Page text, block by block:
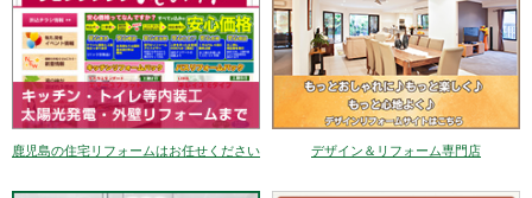
鹿児島の住宅リフォームはお任せください デザイン＆リフォーム専門店